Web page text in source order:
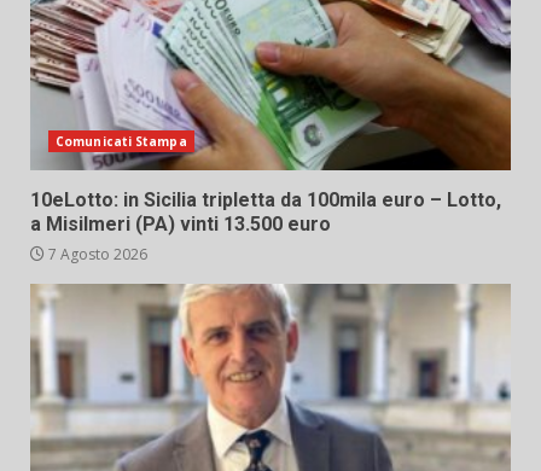
Comunicati Stampa
10eLotto: in Sicilia tripletta da 100mila euro – Lotto,
a Misilmeri (PA) vinti 13.500 euro
7 Agosto 2026